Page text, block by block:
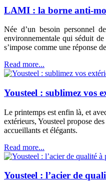
LAMI : la borne anti-
Née d’un besoin personnel
environnementale qui séduit
s’impose comme une réponse
Read more...
Yousteel : sublimez vos
Le printemps est enfin là, et
extérieurs, Yousteel propose
accueillants et élégants.
Read more...
Yousteel : l’acier de